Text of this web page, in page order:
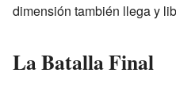
dimensión también llega y
La Batalla Final